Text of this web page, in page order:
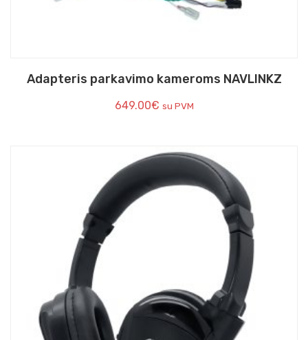
Adapteris parkavimo kameroms NAVLINKZ
649.00€ su PVM